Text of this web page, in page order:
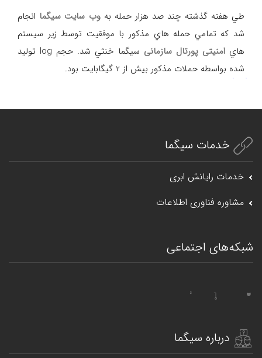
طي هفته گذشته چند صد هزار حمله بهوب سايت سيگما انجام
شد که تمامي حمله هاي مذكور با موفقيت توسط زير سيستم
هايامنيتی پورتال سازمانی
سيگما خنثي شد. حجم log توليد
شده بواسطه حملات مذكور بيش از 2 گيگابايت بود.
خدمات سیگما
خدمات رایانش ابری
مشاوره فناوری اطلاعات
شبکه‌های اجتماعی
درباره سیگما